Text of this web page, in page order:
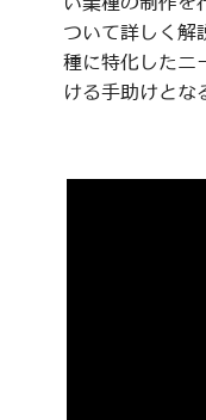
ついて詳しく解
種に特化したニ
ける手助けとな